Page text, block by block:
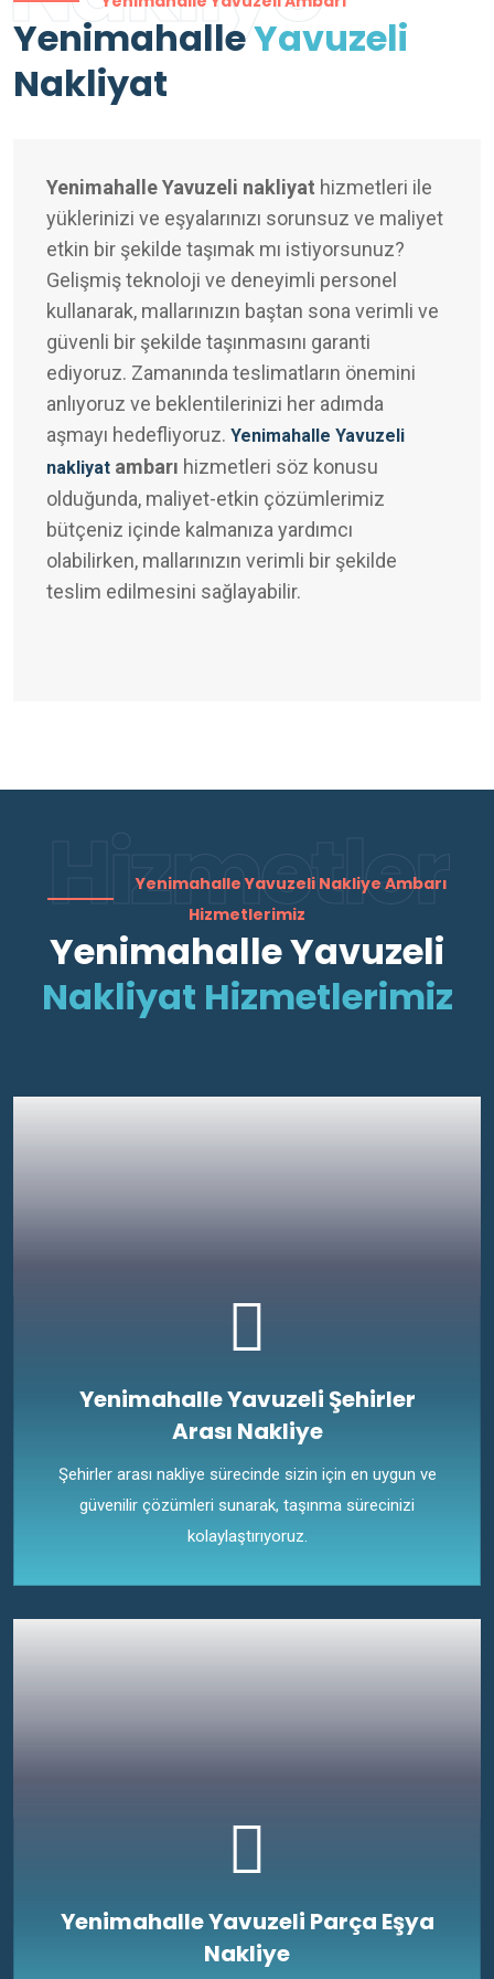
YenimahalleYavuzeli
Nakliyat
Yenimahalle Yavuzeli nakliyat hizmetleri ile
yüklerinizi ve eşyalarınızı sorunsuz ve maliyet
etkin bir şekilde taşımak mı istiyorsunuz?
Gelişmiş teknoloji ve deneyimli personel
kullanarak, mallarınızın baştan sona verimli ve
güvenli bir şekilde taşınmasını garanti
ediyoruz. Zamanında teslimatların önemini
anlıyoruz ve beklentilerinizi her adımda
aşmayı hedefliyoruz. Yenimahalle Yavuzeli
nakliyat ambarı hizmetleri söz konusu
olduğunda, maliyet-etkin çözümlerimiz
bütçeniz içinde kalmanıza yardımcı
olabilirken, mallarınızın verimli bir şekilde
teslim edilmesini sağlayabilir.
Hizmetler
Yenimahalle Yavuzeli Nakliye Ambarı
Hizmetlerimiz
Yenimahalle Yavuzeli
Nakliyat Hizmetlerimiz
Yenimahalle Yavuzeli Şehirler
Arası Nakliye
Şehirler arası nakliye sürecinde sizin için en uygun ve
güvenilir çözümleri sunarak, taşınma sürecinizi
kolaylaştırıyoruz.
Yenimahalle Yavuzeli Parça Eşya
Nakliye